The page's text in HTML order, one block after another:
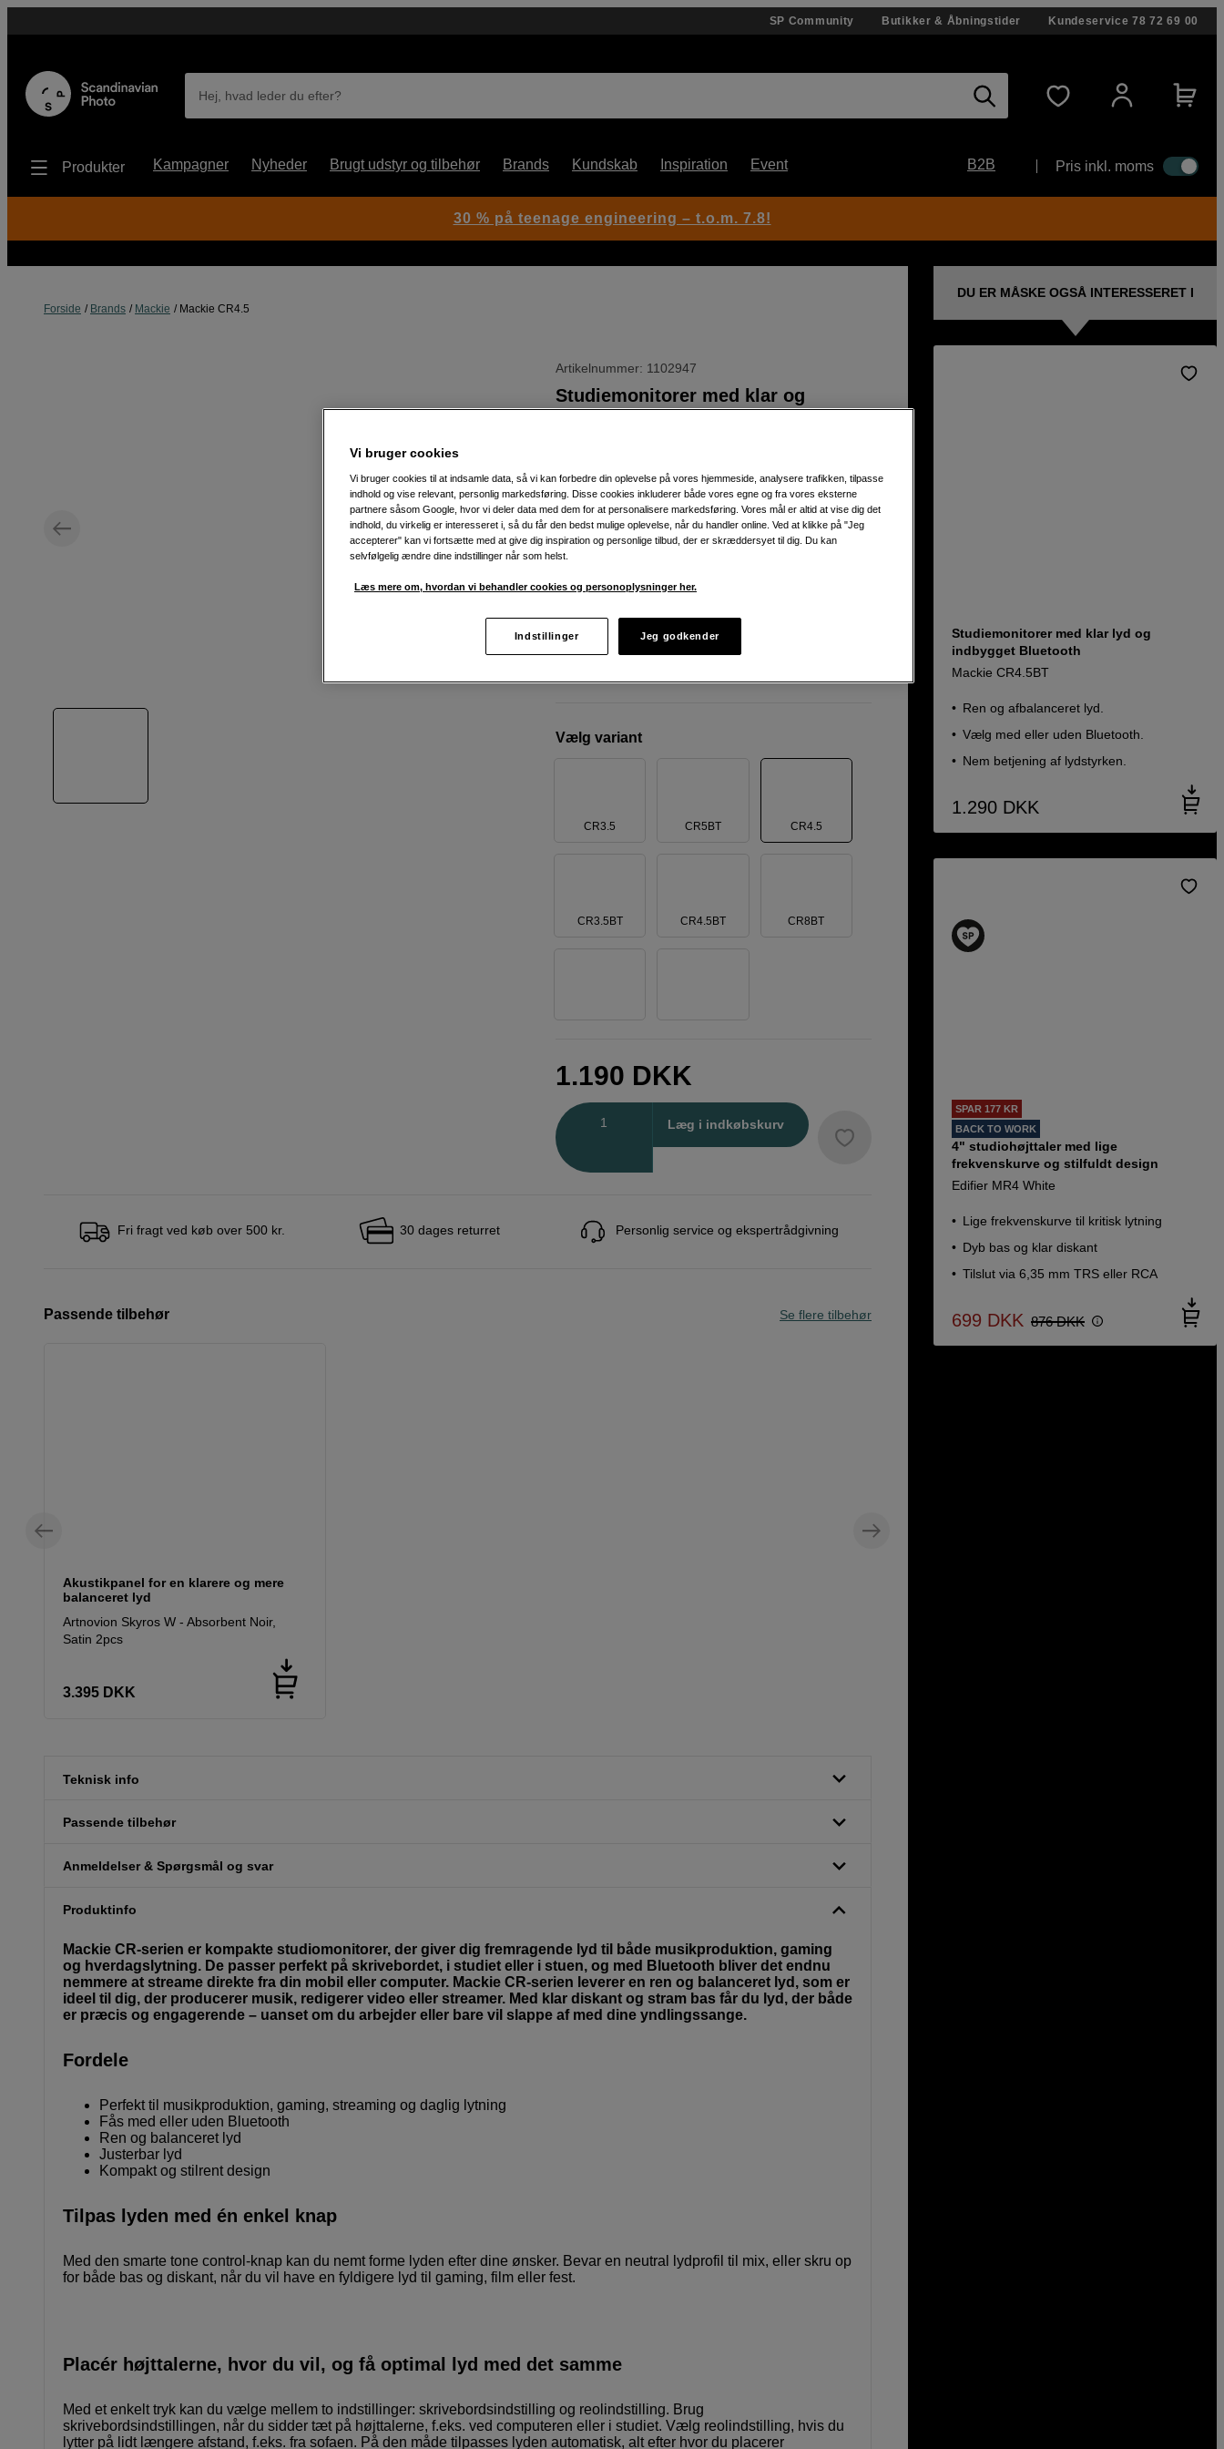
SP Community Butikker & Åbningstider Kundeservice 78 72 69 00
Hej, hvad leder du efter?
Produkter Kampagner Nyheder Brugt udstyr og tilbehør Brands Kundskab Inspiration Event B2B Pris inkl. moms
Forside Brands Mackie Mackie CR4.5
Artikelnummer: 1102947
Studiemonitorer med klar og
Weblager
På lager
København: Vis lagersaldo
Ren og afbalanceret lyd.
Nem betjening af lydstyrken.
Vælg variant
CR3.5 CR5BT CR4.5
CR3.5BT CR4.5BT CR8BT
1.190 DKK
Læg i indkøbskurv
Fri fragt ved køb over 500 kr. 30 dages returret Personlig service og ekspertrådgivning
Passende tilbehør Se flere tilbehør
Akustikpanel for en klarere og mere
balanceret lyd
Artnovion Skyros W - Absorbent Noir,
Satin 2pcs
3.395 DKK
Teknisk info
Passende tilbehør
Anmeldelser & Spørgsmål og svar
Produktinfo
Mackie CR-serien er kompakte studiomonitorer, der giver dig fremragende lyd til både musikproduktion, gaming
og hverdagslytning. De passer perfekt på skrivebordet, i studiet eller i stuen, og med Bluetooth bliver det endnu
nemmere at streame direkte fra din mobil eller computer. Mackie CR-serien leverer en ren og balanceret lyd, som er
ideel til dig, der producerer musik, redigerer video eller streamer. Med klar diskant og stram bas får du lyd, der både
er præcis og engagerende – uanset om du arbejder eller bare vil slappe af med dine yndlingssange.
Fordele
Perfekt til musikproduktion, gaming, streaming og daglig lytning
Fås med eller uden Bluetooth
Ren og balanceret lyd
Justerbar lyd
Kompakt og stilrent design
Tilpas lyden med én enkel knap
Med den smarte tone control-knap kan du nemt forme lyden efter dine ønsker. Bevar en neutral lydprofil til mix, eller skru op
for både bas og diskant, når du vil have en fyldigere lyd til gaming, film eller fest.
Placér højttalerne, hvor du vil, og få optimal lyd med det samme
Med et enkelt tryk kan du vælge mellem to indstillinger: skrivebordsindstilling og reolindstilling. Brug
skrivebordsindstillingen, når du sidder tæt på højttalerne, f.eks. ved computeren eller i studiet. Vælg reolindstilling, hvis du
lytter på lidt længere afstand, f.eks. fra sofaen. På den måde tilpasses lyden automatisk, alt efter hvor du placerer
DU ER MÅSKE OGSÅ INTERESSERET I
Studiemonitorer med klar lyd og
indbygget Bluetooth
Mackie CR4.5BT
Ren og afbalanceret lyd.
Vælg med eller uden Bluetooth.
Nem betjening af lydstyrken.
1.290 DKK
SPAR 177 KR
BACK TO WORK
4" studiohøjttaler med lige
frekvenskurve og stilfuldt design
Edifier MR4 White
Lige frekvenskurve til kritisk lytning
Dyb bas og klar diskant
Tilslut via 6,35 mm TRS eller RCA
699 DKK 876 DKK
30 % på teenage engineering – t.o.m. 7.8!
Vi bruger cookies
Vi bruger cookies til at indsamle data, så vi kan forbedre din oplevelse på vores hjemmeside, analysere trafikken, tilpasse
indhold og vise relevant, personlig markedsføring. Disse cookies inkluderer både vores egne og fra vores eksterne
partnere såsom Google, hvor vi deler data med dem for at personalisere markedsføring. Vores mål er altid at vise dig det
indhold, du virkelig er interesseret i, så du får den bedst mulige oplevelse, når du handler online. Ved at klikke på "Jeg
accepterer" kan vi fortsætte med at give dig inspiration og personlige tilbud, der er skræddersyet til dig. Du kan
selvfølgelig ændre dine indstillinger når som helst.
Læs mere om, hvordan vi behandler cookies og personoplysninger her.
Indstillinger Jeg godkender